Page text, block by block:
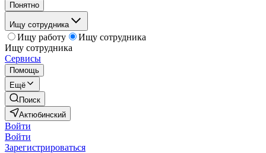
Понятно
Ищу сотрудника
Ищу работу
Ищу сотрудника
Ищу сотрудника
Сервисы
Помощь
Ещё
Поиск
Актюбинский
Войти
Войти
Зарегистрироваться